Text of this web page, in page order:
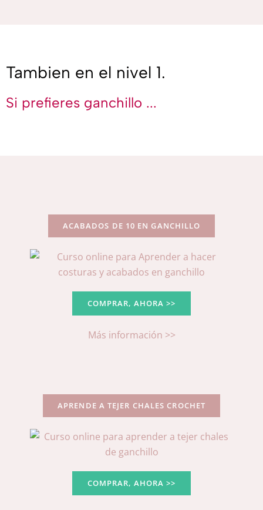
Tambien en el nivel 1.
Si prefieres ganchillo ...
ACABADOS DE 10 EN GANCHILLO
COMPRAR, AHORA >>
Más información >>
APRENDE A TEJER CHALES CROCHET
COMPRAR, AHORA >>